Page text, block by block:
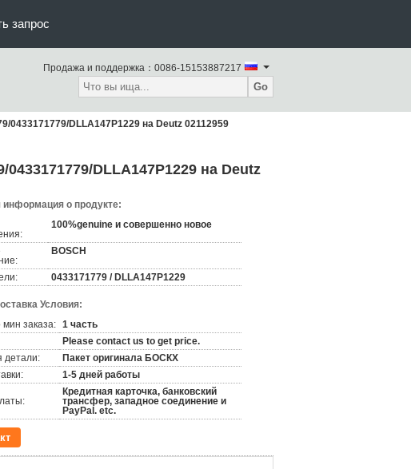
запрос
Продажа и поддержка： 0086-15153887217
Go
0433171779/DLLA147P1229 на Deutz 02112959
DLLA147P1229 на Deutz
информация о продукте:
100%genuine и совершенно новое
BOSCH
0433171779 / DLLA147P1229
Условия:
мин заказа: 1 часть
Please contact us to get price.
детали:
Пакет оригинала БОСКХ
1-5 дней работы
Кредитная карточка, банковский
трансфер, западное соединение и
PayPal. etc.